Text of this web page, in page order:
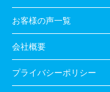
お客様の声一覧
会社概要
プライバシーポリシー